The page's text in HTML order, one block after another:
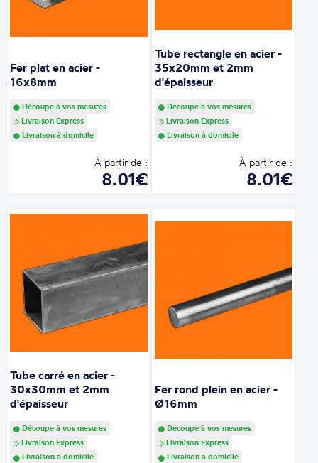
Fer plat en acier -
16x8mm
Découpe à vos mesures
Livraison Express
Livraison à domicile
À partir de :
8.01€
Tube rectangle en acier -
35x20mm et 2mm
d'épaisseur
Découpe à vos mesures
Livraison Express
Livraison à domicile
À partir de :
8.01€
Tube carré en acier -
30x30mm et 2mm
d'épaisseur
Découpe à vos mesures
Livraison Express
Livraison à domicile
Fer rond plein en acier -
Ø16mm
Découpe à vos mesures
Livraison Express
Livraison à domicile